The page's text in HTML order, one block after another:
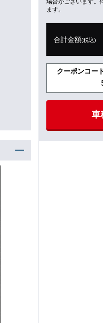
場合がございます。
ます。
合計金額(税込)
クーポンコー
車